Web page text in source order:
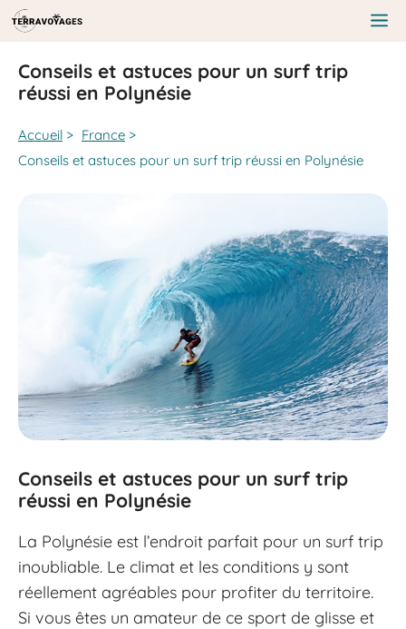
Aller
au
contenu
Conseils et astuces pour un surf trip
réussi en Polynésie
Accueil > France >
Conseils et astuces pour un surf trip réussi en Polynésie
Conseils et astuces pour un surf trip
réussi en Polynésie
La Polynésie est l’endroit parfait pour un surf trip
inoubliable. Le climat et les conditions y sont
réellement agréables pour profiter du territoire.
Si vous êtes un amateur de ce sport de glisse et